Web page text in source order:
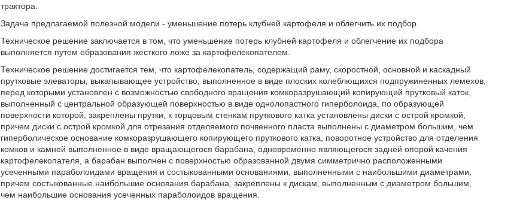
трактора.
Задача предлагаемой полезной модели - уменьшение потерь клубней картофеля и облегчить их подбор.
Техническое решение заключается в том, что уменьшение потерь клубней картофеля и облегчение их подбора
выполняется путем образования жесткого ложе за картофелекопателем.
Техническое решение достигается тем, что картофелекопатель, содержащий раму, скоростной, основной и каскадный
прутковые элеваторы, выкапывающее устройство, выполненное в виде плоских колеблющихся подпружиненных лемехов,
перед которыми установлен с возможностью свободного вращения комкоразрушающий копирующий прутковый каток,
выполненный с центральной образующей поверхностью в виде однолопастного гиперболоида, по образующей
поверхности которой, закреплены прутки, к торцовым стенкам пруткового катка установлены диски с острой кромкой,
причем диски с острой кромкой для отрезания отделяемого почвенного пласта выполнены с диаметром большим, чем
гиперболическое основание комкоразрушающего копирующего пруткового катка, поворотное устройство для отделения
комков и камней выполненное в виде вращающегося барабана, одновременно являющегося задней опорой качения
картофелекопателя, а барабан выполнен с поверхностью образованной двумя симметрично расположенными
усеченными параболоидами вращения и состыкованными основаниями, выполненными с наибольшими диаметрами,
причем состыкованные наибольшие основания барабана, закреплены к дискам, выполненным с диаметром большим,
чем наибольшие основания усеченных параболоидов вращения.